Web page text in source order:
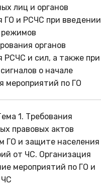
лиц и органов
ГО и РСЧС при введении
органов
РСЧС и сил, а также при
о начале
мероприятий по ГО
1. Требования
правовых актов
ГО и защите населения
от ЧС. Организация
мероприятий по ГО и